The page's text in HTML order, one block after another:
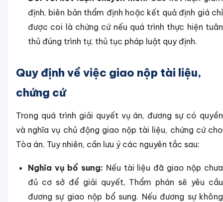
định, biên bản thẩm định hoặc kết quả định giá chỉ
được coi là chứng cứ nếu quá trình thực hiện tuân
thủ đúng trình tự, thủ tục pháp luật quy định.
Quy định về việc giao nộp tài liệu,
chứng cứ
Trong quá trình giải quyết vụ án, đương sự có quyền
và nghĩa vụ chủ động giao nộp tài liệu, chứng cứ cho
Tòa án. Tuy nhiên, cần lưu ý các nguyên tắc sau:
Nghĩa vụ bổ sung: Nếu tài liệu đã giao nộp chưa
đủ cơ sở để giải quyết, Thẩm phán sẽ yêu cầu
đương sự giao nộp bổ sung. Nếu đương sự không